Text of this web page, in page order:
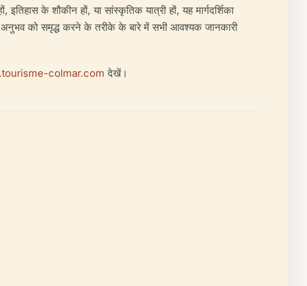
के शौकीन हों, या सांस्कृतिक यात्री हों, यह मार्गदर्शिका
को समृद्ध करने के तरीके के बारे में सभी आवश्यक जानकारी
colmar.com देखें।